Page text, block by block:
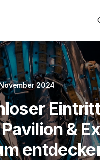
2024
&